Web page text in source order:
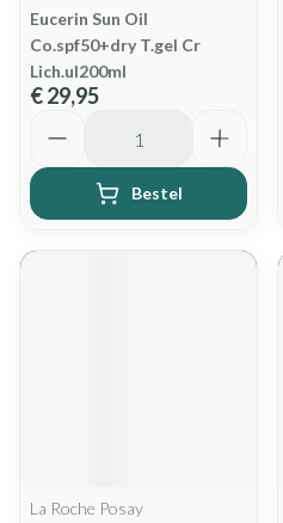
Eucerin Sun Oil
Co.spf50+dry T.gel Cr
Lich.ul200ml
€ 29,95
Bestel
La Roche Posay